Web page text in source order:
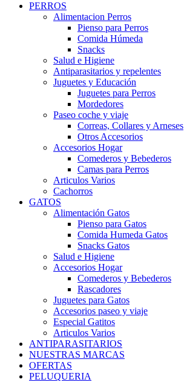
PERROS
Alimentacion Perros
Pienso para Perros
Comida Húmeda
Snacks
Salud e Higiene
Antiparasitarios y repelentes
Juguetes y Educación
Juguetes para Perros
Mordedores
Paseo coche y viaje
Correas, Collares y Arneses
Otros Accesorios
Accesorios Hogar
Comederos y Bebederos
Camas para Perros
Articulos Varios
Cachorros
GATOS
Alimentación Gatos
Pienso para Gatos
Comida Humeda Gatos
Snacks Gatos
Salud e Higiene
Accesorios Hogar
Comederos y Bebederos
Rascadores
Juguetes para Gatos
Accesorios paseo y viaje
Especial Gatitos
Articulos Varios
ANTIPARASITARIOS
NUESTRAS MARCAS
OFERTAS
PELUQUERIA